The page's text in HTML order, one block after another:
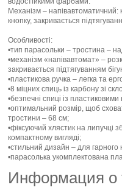
Механізм – напівавтоматичний:
кнопку, закривається
Особливості:
•тип парасольки – тростина –
•механізм «напівавтомат» –
закривається підтягуванням
•пластикова ручка – легка та
•8 міцних спиць із карбону зі
•безпечні спиці із
•оптимальний розмір, щоб
тростини – 68 см;
•фіксуючий хлястик на липучці
компактному вигляді;
•стильний дизайн – для гарного
•парасолька укомплектована
Информация о